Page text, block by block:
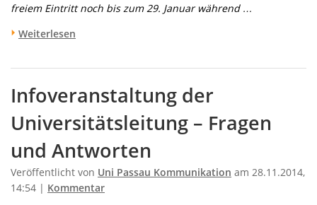
freiem Eintritt noch bis zum 29. Januar während …
Weiterlesen
Infoveranstaltung der
Universitätsleitung – Fragen
und Antworten
Veröffentlicht von Uni Passau Kommunikation am 28.11.2014,
14:54 | Kommentar